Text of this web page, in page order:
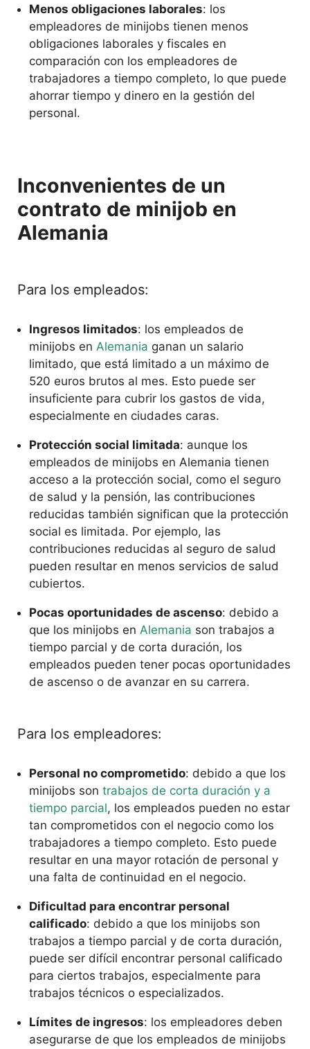
Menos obligaciones laborales: los
empleadores de minijobs tienen menos
obligaciones laborales y fiscales en
comparación con los empleadores de
trabajadores a tiempo completo, lo que puede
ahorrar tiempo y dinero en la gestión del
personal.
Inconvenientes de un
contrato de minijob en
Alemania
Para los empleados:
Ingresos limitados: los empleados de
minijobs en Alemania ganan un salario
limitado, que está limitado a un máximo de
520 euros brutos al mes. Esto puede ser
insuficiente para cubrir los gastos de vida,
especialmente en ciudades caras.
Protección social limitada: aunque los
empleados de minijobs en Alemania tienen
acceso a la protección social, como el seguro
de salud y la pensión, las contribuciones
reducidas también significan que la protección
social es limitada. Por ejemplo, las
contribuciones reducidas al seguro de salud
pueden resultar en menos servicios de salud
cubiertos.
Pocas oportunidades de ascenso: debido a
que los minijobs en Alemania son trabajos a
tiempo parcial y de corta duración, los
empleados pueden tener pocas oportunidades
de ascenso o de avanzar en su carrera.
Para los empleadores:
Personal no comprometido: debido a que los
minijobs son trabajos de corta duración y a
tiempo parcial, los empleados pueden no estar
tan comprometidos con el negocio como los
trabajadores a tiempo completo. Esto puede
resultar en una mayor rotación de personal y
una falta de continuidad en el negocio.
Dificultad para encontrar personal
calificado: debido a que los minijobs son
trabajos a tiempo parcial y de corta duración,
puede ser difícil encontrar personal calificado
para ciertos trabajos, especialmente para
trabajos técnicos o especializados.
Límites de ingresos: los empleadores deben
asegurarse de que los empleados de minijobs